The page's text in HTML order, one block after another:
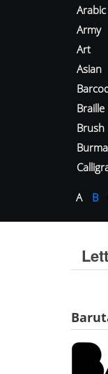
Arabic
Army
Art
Asian
Braille
Brush
Burma
A B